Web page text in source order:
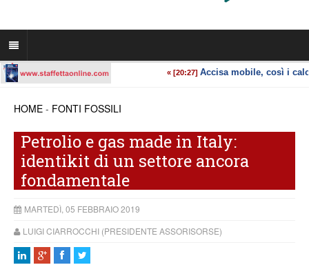
HOME - FONTI FOSSILI
Petrolio e gas made in Italy:
identikit di un settore ancora
fondamentale
MARTEDÌ, 05 FEBBRAIO 2019
LUIGI CIARROCCHI (PRESIDENTE ASSORISORSE)